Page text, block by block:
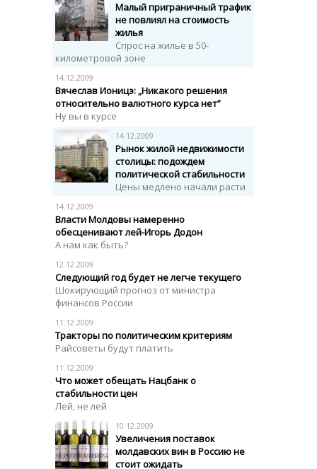
Малый приграничный трафик
не повлиял на стоимость
жилья
Спрос на жилье в 50-
километровой зоне
14.12.2009
Вячеслав Ионицэ: „Никакого решения
относительно валютного курса нет”
Ну вы в курсе
14.12.2009
Рынок жилой недвижимости
столицы: подождем
политической стабильности
Цены медлено начали расти
14.12.2009
Власти Молдовы намеренно
обесценивают лей-Игорь Додон
А нам как быть?
12.12.2009
Следующий год будет не легче текущего
Шокирующий прогноз от министра
финансов России
11.12.2009
Тракторы по политическим критериям
Райсоветы будут платить
11.12.2009
Что может обещать Нацбанк о
стабильности цен
Лей, не лей
10.12.2009
Увеличения поставок
молдавских вин в Россию не
стоит ожидать